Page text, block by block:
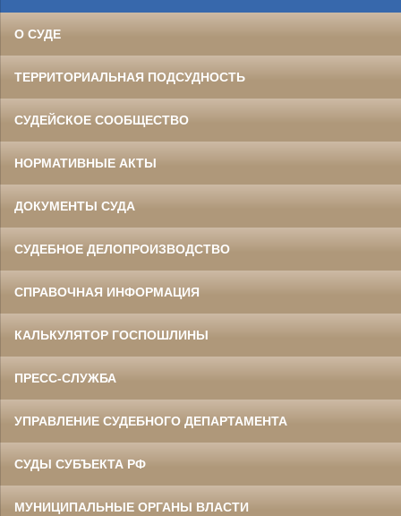
О СУДЕ
ТЕРРИТОРИАЛЬНАЯ ПОДСУДНОСТЬ
СУДЕЙСКОЕ СООБЩЕСТВО
НОРМАТИВНЫЕ АКТЫ
ДОКУМЕНТЫ СУДА
СУДЕБНОЕ ДЕЛОПРОИЗВОДСТВО
СПРАВОЧНАЯ ИНФОРМАЦИЯ
КАЛЬКУЛЯТОР ГОСПОШЛИНЫ
ПРЕСС-СЛУЖБА
УПРАВЛЕНИЕ СУДЕБНОГО ДЕПАРТАМЕНТА
СУДЫ СУБЪЕКТА РФ
МУНИЦИПАЛЬНЫЕ ОРГАНЫ ВЛАСТИ